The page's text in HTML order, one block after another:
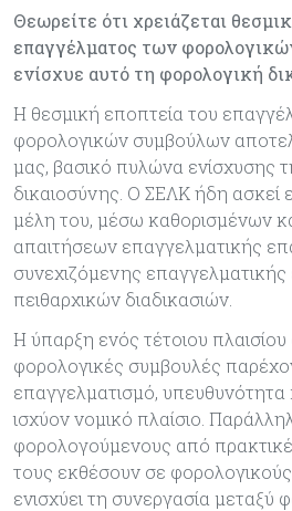
Θεωρείτε ότι χρειάζεται
επαγγέλματος των
ενίσχυε αυτό τη φορολογική
Η θεσμική εποπτεία του
φορολογικών συμβούλων
μας, βασικό πυλώνα ενίσχυσης
δικαιοσύνης. O ΣΕΛΚ ήδη ασκεί
μέλη του, μέσω καθορισμένων
απαιτήσεων επαγγελματικής
συνεχιζόμενης επαγγελματικής
πειθαρχικών διαδικασιών.
Η ύπαρξη ενός τέτοιου πλαισίου
φορολογικές συμβουλές
επαγγελματισμό,
ισχύον νομικό πλαίσιο.
φορολογούμενους από
τους εκθέσουν σε φορολογικούς
ενισχύει τη συνεργασία μεταξύ